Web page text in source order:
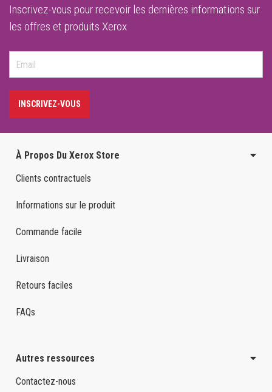
Inscrivez-vous pour recevoir les dernières informations sur
les offres et produits Xerox
INSCRIVEZ-VOUS
À Propos Du Xerox Store
Clients contractuels
Informations sur le produit
Commande facile
Livraison
Retours faciles
FAQs
Autres ressources
Contactez-nous